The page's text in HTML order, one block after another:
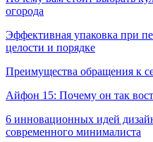
огорода
Эффективная упаковка при
целости и порядке
Преимущества обращения к
Айфон 15: Почему он так
6 инновационных идей
современного минималиста